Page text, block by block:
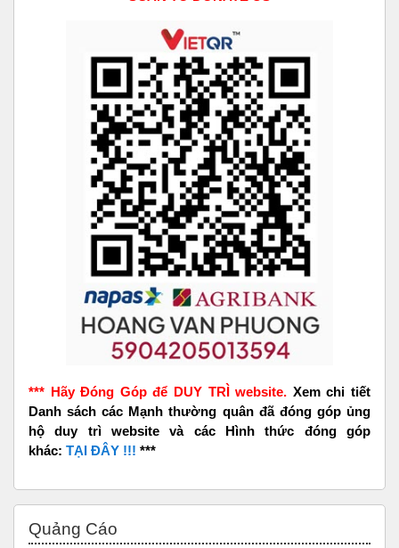
*** Hãy Đóng Góp để DUY TRÌ website. Xem chi tiết
Danh sách các Mạnh thường quân đã đóng góp ủng
hộ duy trì website và các Hình thức đóng góp
khác: TẠI ĐÂY !!! ***
Quảng Cáo